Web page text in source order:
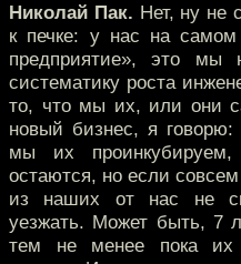
Николай Пак. Нет, ну не
к печке: у нас на
предприятие», это мы
систематику роста
то, что мы их, или они
новый бизнес, я
мы их
остаются, но если
из наших от нас не
уезжать. Может быть, 7
тем не менее пока их